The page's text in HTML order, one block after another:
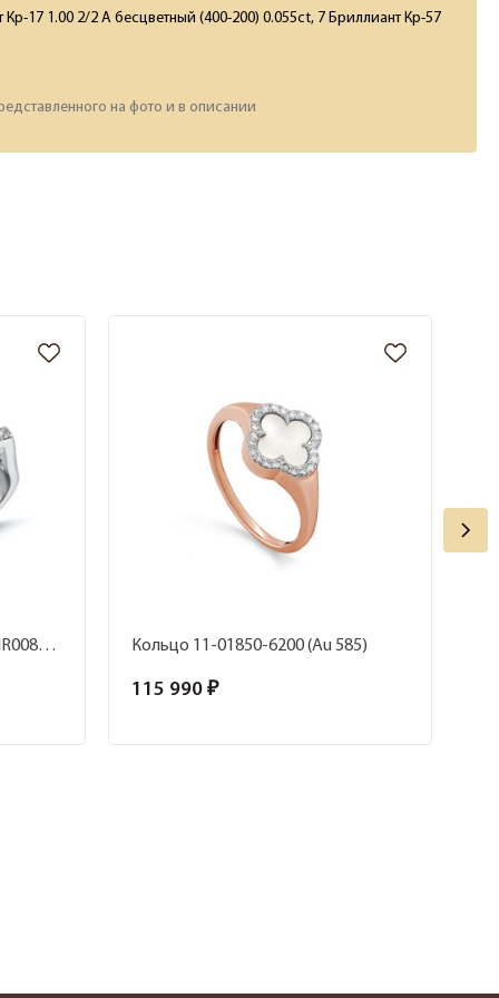
Кр-17 1.00 2/2 А бесцветный (400-200) 0.055ct, 7 Бриллиант Кр-57
на фото и в описании
Кольцо AR314-WGBDWD/ PIR0087128 (Au 750) Кольцо 11-01850-6200 (Au 585)
115 990 ₽